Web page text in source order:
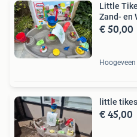
Little
Zand- en
€ 50,00
Hoogeveen
little
€ 45,00